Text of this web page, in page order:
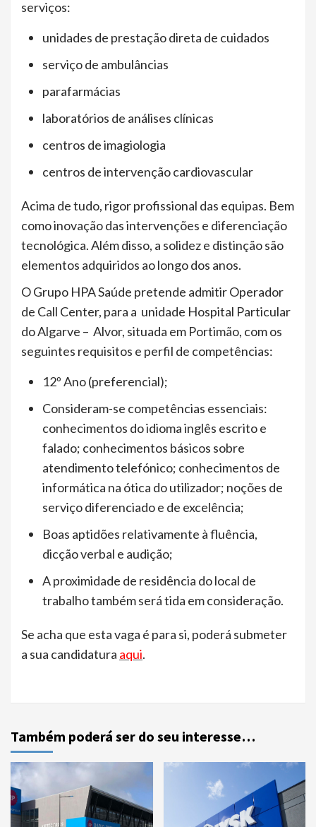
serviços:
unidades de prestação direta de cuidados
serviço de ambulâncias
parafarmácias
laboratórios de análises clínicas
centros de imagiologia
centros de intervenção cardiovascular
Acima de tudo, rigor profissional das equipas. Bem
como inovação das intervenções e diferenciação
tecnológica. Além disso, a solidez e distinção são
elementos adquiridos ao longo dos anos.
O Grupo HPA Saúde pretende admitir Operador
de Call Center, para a unidade Hospital Particular
do Algarve – Alvor, situada em Portimão, com os
seguintes requisitos e perfil de competências:
12º Ano (preferencial);
Consideram-se competências essenciais:
conhecimentos do idioma inglês escrito e
falado; conhecimentos básicos sobre
atendimento telefónico; conhecimentos de
informática na ótica do utilizador; noções de
serviço diferenciado e de excelência;
Boas aptidões relativamente à fluência,
dicção verbal e audição;
A proximidade de residência do local de
trabalho também será tida em consideração.
Se acha que esta vaga é para si, poderá submeter
a sua candidatura aqui.
Também poderá ser do seu interesse…